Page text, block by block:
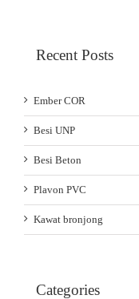
Recent Posts
Ember COR
Besi UNP
Besi Beton
Plavon PVC
Kawat bronjong
Categories